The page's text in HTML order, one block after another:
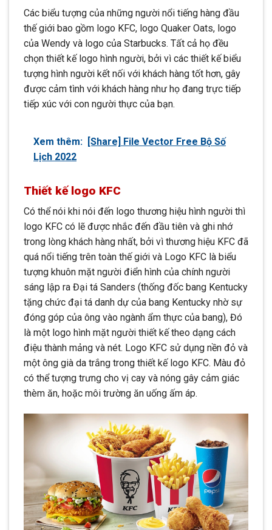
Các biểu tượng của những người nổi tiếng hàng đầu
thế giới bao gồm logo KFC, logo Quaker Oats, logo
của Wendy và logo của Starbucks. Tất cả họ đều
chọn thiết kế logo hình người, bởi vì các thiết kế biểu
tượng hình người kết nối với khách hàng tốt hơn, gây
được cảm tình với khách hàng như họ đang trực tiếp
tiếp xúc với con người thực của bạn.
Xem thêm: [Share] File Vector Free Bộ Số
Lịch 2022
Thiết kế logo KFC
Có thể nói khi nói đến logo thương hiệu hình người thì
logo KFC có lẽ được nhắc đến đầu tiên và ghi nhớ
trong lòng khách hàng nhất, bởi vì thương hiệu KFC đã
quá nổi tiếng trên toàn thế giới và Logo KFC là biểu
tượng khuôn mặt người điển hình của chính người
sáng lập ra Đại tá Sanders (thống đốc bang Kentucky
tặng chức đại tá danh dự của bang Kentucky nhờ sự
đóng góp của ông vào ngành ẩm thực của bang), Đó
là một logo hình mặt người thiết kế theo dạng cách
điệu thành mảng và nét. Logo KFC sử dụng nền đỏ và
một ông già da trắng trong thiết kế logo KFC. Màu đỏ
có thể tượng trưng cho vị cay và nóng gây cảm giác
thèm ăn, hoặc môi trường ăn uống ấm áp.